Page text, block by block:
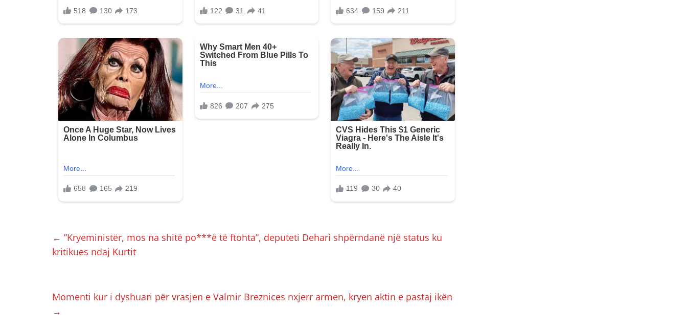
← ”Kryeministër, mos na shitë po***ë të ftohta”, deputeti Dehari shpërndanë një status ku
kritikues ndaj Kurtit
Momenti kur i dyshuari për vrasjen e Valmir Breznices nxjerr armen, kryen aktin e pastaj ikën
→